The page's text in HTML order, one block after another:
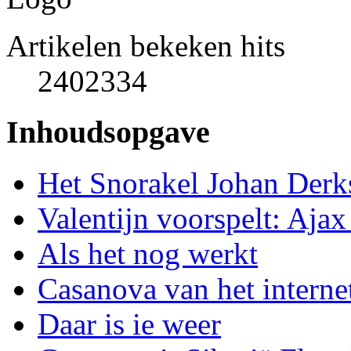
Artikelen bekeken hits
2402334
Inhoudsopgave
Het Snorakel Johan
Valentijn voorspelt:
Als het nog werkt
Casanova van het
Daar is ie weer